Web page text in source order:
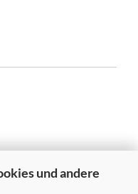
und andere